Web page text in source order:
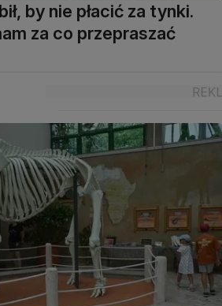
by nie płacić za tynki.
za co przepraszać